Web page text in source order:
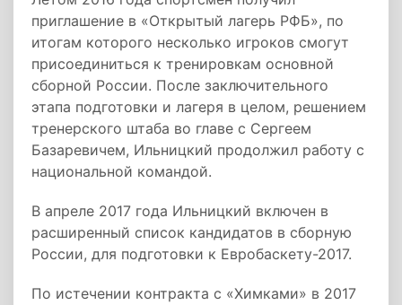
приглашение в «Открытый лагерь РФБ», по
итогам которого несколько игроков смогут
присоединиться к тренировкам основной
сборной России. После заключительного
этапа подготовки и лагеря в целом, решением
тренерского штаба во главе с Сергеем
Базаревичем, Ильницкий продолжил работу с
национальной командой.
В апреле 2017 года Ильницкий включен в
расширенный список кандидатов в сборную
России, для подготовки к Евробаскету-2017.
По истечении контракта с «Химками» в 2017